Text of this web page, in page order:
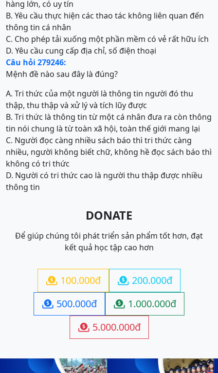
hàng lớn, có uy tín
B. Yêu cầu thực hiện các thao tác không liên quan đến
thông tin cá nhân
C. Cho phép tải xuống một phần mềm có vẻ rất hữu ích
D. Yêu cầu cung cấp địa chỉ, số điện thoại
Câu hỏi 279246:
Mệnh đề nào sau đây là đúng?
A. Tri thức của một người là thông tin người đó thu
thập, thu thập và xử lý và tích lũy được
B. Tri thức là thông tin từ một cá nhân đưa ra còn thông
tin nói chung là từ toàn xã hội, toàn thế giới mang lại
C. Người đọc càng nhiều sách báo thì tri thức càng
nhiều, người không biết chữ, không hề đọc sách báo thì
không có tri thức
D. Người có tri thức cao là người thu thập được nhiều
thông tin
DONATE
Để giúp chúng tôi phát triển sản phẩm tốt hơn, đạt
kết quả học tập cao hơn
 100.000đ  200.000đ
 500.000đ  1.000.000đ
 5.000.000đ